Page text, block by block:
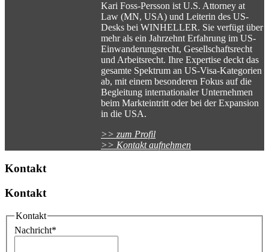
Kari Foss-Persson ist U.S. Attorney at
Law (MN, USA) und Leiterin des US-
Desks bei WINHELLER. Sie verfügt über
mehr als ein Jahrzehnt Erfahrung im US-
Einwanderungsrecht, Gesellschaftsrecht
und Arbeitsrecht. Ihre Expertise deckt das
gesamte Spektrum an US-Visa-Kategorien
ab, mit einem besonderen Fokus auf die
Begleitung internationaler Unternehmen
beim Markteintritt oder bei der Expansion
in die USA.
>> zum Profil
>> Kontakt aufnehmen
Kontakt
Kontakt
Kontakt
Nachricht*